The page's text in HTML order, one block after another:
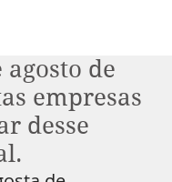
de
empresas
desse